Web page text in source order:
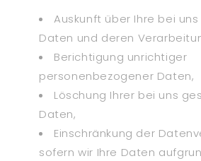
Auskunft über Ihre bei
Daten und deren
Berichtigung unrichtiger
personenbezogener Daten,
Löschung Ihrer bei uns
Daten,
Einschränkung der
sofern wir Ihre Daten